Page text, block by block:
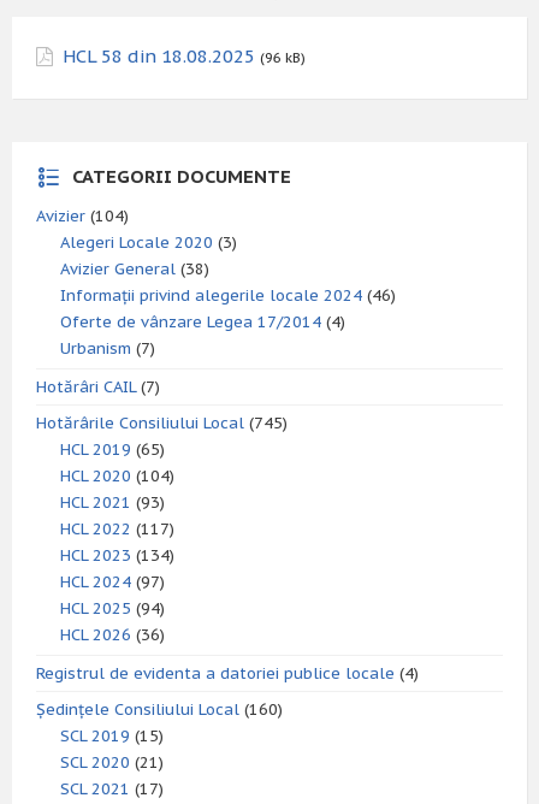
HCL 58 din 18.08.2025 (96 kB)
CATEGORII DOCUMENTE
Avizier (104)
Alegeri Locale 2020 (3)
Avizier General (38)
Informații privind alegerile locale 2024 (46)
Oferte de vânzare Legea 17/2014 (4)
Urbanism (7)
Hotărâri CAIL(7)
Hotărârile Consiliului Local (745)
HCL 2019 (65)
HCL 2020 (104)
HCL 2021 (93)
HCL 2022 (117)
HCL 2023 (134)
HCL 2024 (97)
HCL 2025 (94)
HCL 2026 (36)
Registrul de evidenta a datoriei publice locale (4)
Ședințele Consiliului Local (160)
SCL 2019 (15)
SCL 2020 (21)
SCL 2021 (17)